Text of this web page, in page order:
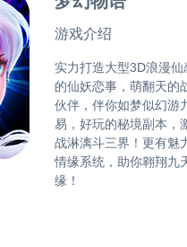
游戏介绍
实力打造大型3D浪漫
的仙妖恋事，萌翻天的
伙伴，伴你如梦似幻游
易，好玩的秘境副本，
战淋漓斗三界！更有魅
情缘系统，助你翱翔九
缘！